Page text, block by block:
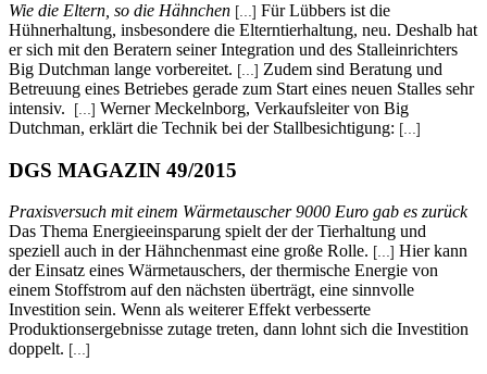
Wie die Eltern, so die Hähnchen [...] Für Lübbers ist die
Hühnerhaltung, insbesondere die Elterntierhaltung, neu. Deshalb hat
er sich mit den Beratern seiner Integration und des Stalleinrichters
Big Dutchman lange vorbereitet. [...] Zudem sind Beratung und
Betreuung eines Betriebes gerade zum Start eines neuen Stalles sehr
intensiv. [...] Werner Meckelnborg, Verkaufsleiter von Big
Dutchman, erklärt die Technik bei der Stallbesichtigung: [...]
DGS MAGAZIN 49/2015
Praxisversuch mit einem Wärmetauscher 9000 Euro gab es zurück
Das Thema Energieeinsparung spielt der der Tierhaltung und
speziell auch in der Hähnchenmast eine große Rolle. [...] Hier kann
der Einsatz eines Wärmetauschers, der thermische Energie von
einem Stoffstrom auf den nächsten überträgt, eine sinnvolle
Investition sein. Wenn als weiterer Effekt verbesserte
Produktionsergebnisse zutage treten, dann lohnt sich die Investition
doppelt. [...]